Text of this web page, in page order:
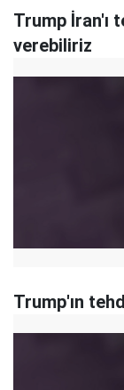
Trump İran'ı
verebiliriz
Trump'ın